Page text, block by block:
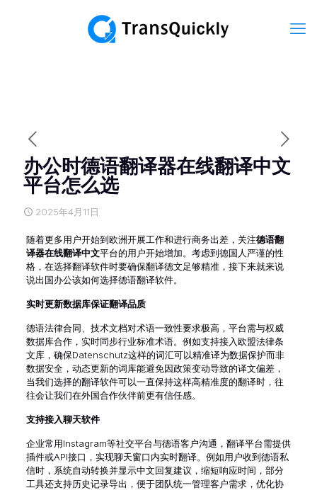
办公时德语翻译器在线翻译中文
平台怎么选
2025年4月11日
随着更多用户开始到欧洲开展工作和进行商务出差，关注德语翻
译器在线翻译中文平台的用户开始增加。考虑到德国人严谨的性
格，在选择翻译软件时要确保翻译德文足够精准，接下来就来说
说出国办公该如何选择德语翻译软件。
实时更新数据库保证翻译品质
德语法律合同、技术文档对术语一致性要求极高，平台需与权威
数据库合作，实时同步行业标准术语。例如支持接入欧盟法律条
文库，确保Datenschutz这样的词汇可以精准译为数据保护而非
数据安全，动态更新的词库能避免因政策变动导致的译文偏差，
当我们选择的翻译软件可以一直保持这样高精准度的翻译时，往
往会让我们在外国合作伙伴前更有信任感。
支持接入聊天软件
企业常用Instagram等社交平台与德语客户沟通，翻译平台需提供
插件或API接口，实现聊天窗口内实时翻译。例如用户收到德语私
信时，系统自动转换并显示中文回复建议，缩短响应时间，部分
工具还支持历史记录导出，便于团队统一管理客户需求，优化协